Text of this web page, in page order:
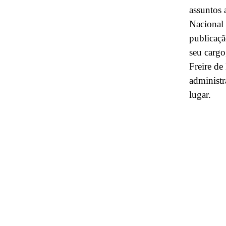
assuntos
Nacional
seu
Freire
lugar.